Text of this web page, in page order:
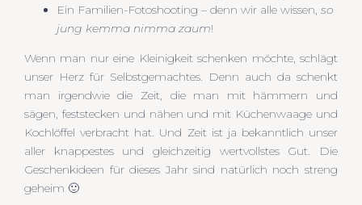
Ein Familien-Fotoshooting – denn wir alle wissen, so
jung kemma nimma zaum!
Wenn man nur eine Kleinigkeit schenken möchte, schlägt
unser Herz für Selbstgemachtes. Denn auch da schenkt
man irgendwie die Zeit, die man mit hämmern und
sägen, feststecken und nähen und mit Küchenwaage und
Kochlöffel verbracht hat. Und Zeit ist ja bekanntlich unser
aller knappestes und gleichzeitig wertvollstes Gut. Die
Geschenkideen für dieses Jahr sind natürlich noch streng
geheim 🙂